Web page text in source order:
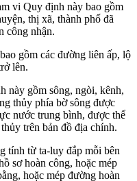
vi Quy định này bao gồm
thị xã, thành phố đã
công nhận.
gồm các đường liên ấp, lộ
lên.
này gồm sông, ngòi, kênh,
thủy phía bờ sông được
nước trung bình, được thể
trên bản đồ địa chính.
tính từ ta-luy đắp mỗi bên
sơ hoàn công, hoặc mép
hoặc mép đường hoàn